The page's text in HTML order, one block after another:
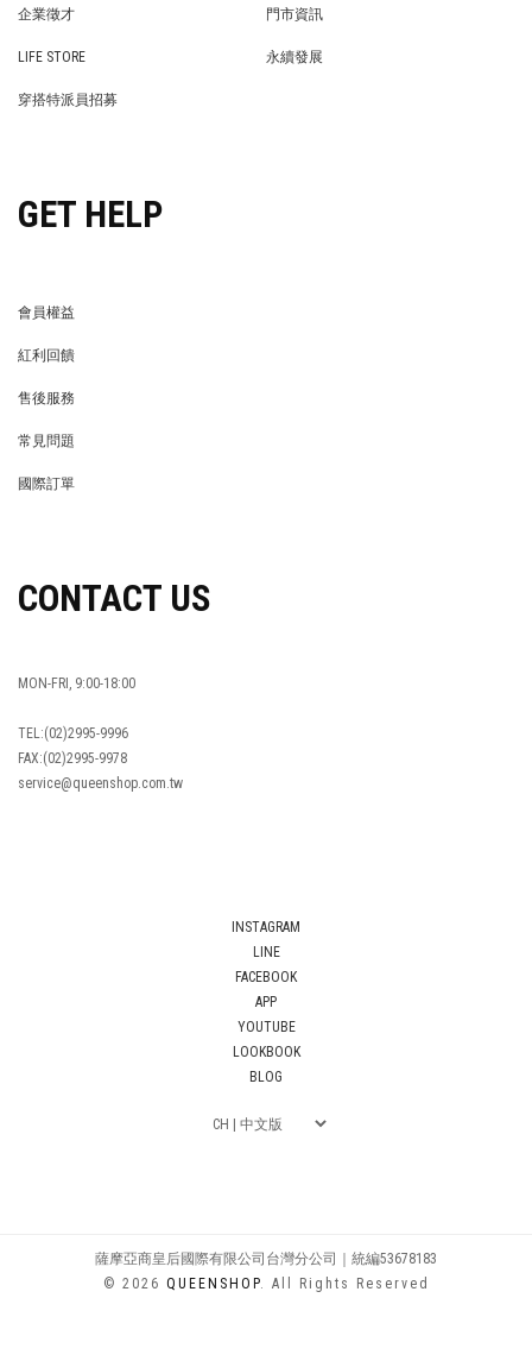
企業徵才
門市資訊
LIFE STORE
永續發展
穿搭特派員招募
GET HELP
會員權益
紅利回饋
售後服務
常見問題
國際訂單
CONTACT US
MON-FRI, 9:00-18:00
TEL:(02)2995-9996
FAX:(02)2995-9978
service@queenshop.com.tw
INSTAGRAM
LINE
FACEBOOK
APP
YOUTUBE
LOOKBOOK
BLOG
薩摩亞商皇后國際有限公司台灣分公司｜統編53678183
© 2026 QUEENSHOP. All Rights Reserved